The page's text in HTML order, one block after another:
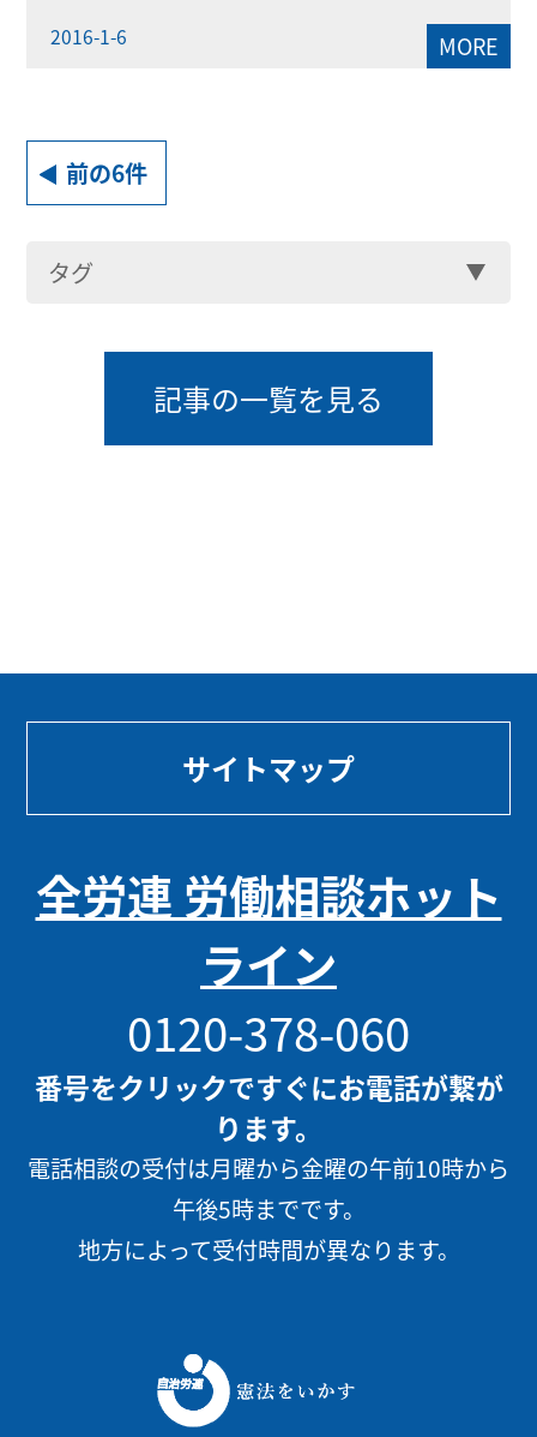
2016-1-6 MORE
前の6件
タグ
記事の一覧を見る
サイトマップ
全労連 労働相談ホット
ライン
0120-378-060
番号をクリックですぐにお電話が繋が
ります。
電話相談の受付は月曜から金曜の午前10時から
午後5時までです。
地方によって受付時間が異なります。